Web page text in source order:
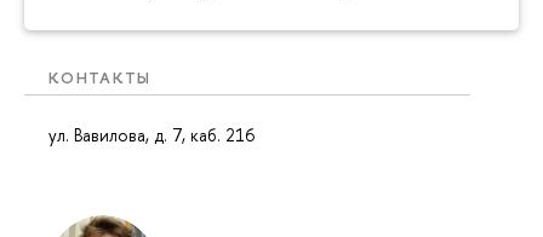
КОНТАКТЫ
ул. Вавилова, д. 7, каб. 216